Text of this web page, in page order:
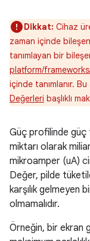
Dikkat: Cihaz
zaman içinde
tanımlayan bir
platform/
içinde tanımlanır.
Değerleri başlıklı
Güç profilinde güç
miktarı olarak
mikroamper (uA)
Değer, pilde
karşılık gelmeyen
olmamalıdır.
Örneğin, bir ekran